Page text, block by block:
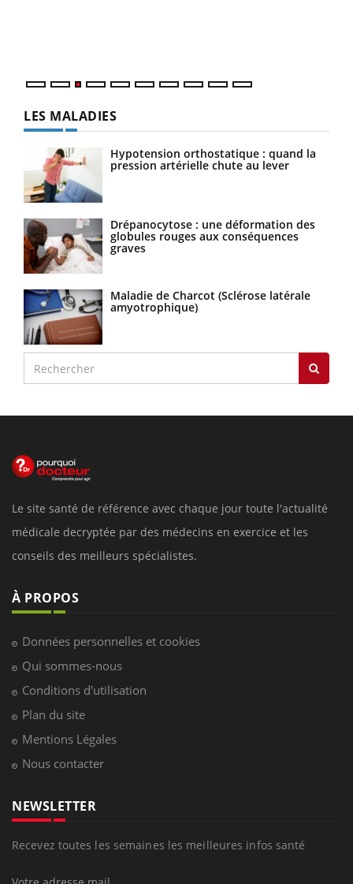
LES MALADIES
Hypotension orthostatique : quand la
pression artérielle chute au lever
Drépanocytose : une déformation des
globules rouges aux conséquences
graves
Maladie de Charcot (Sclérose latérale
amyotrophique)
Le site santé de référence avec chaque jour toute l'actualité
médicale decryptée par des médecins en exercice et les
conseils des meilleurs spécialistes.
À PROPOS
Données personnelles et cookies
Qui sommes-nous
Conditions d'utilisation
Plan du site
Mentions Légales
Nous contacter
NEWSLETTER
Recevez toutes les semaines les meilleures infos santé